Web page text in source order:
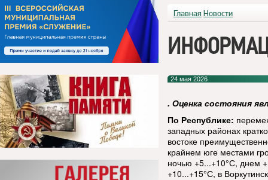
Главная Новости
24 мая 2026
. Оценка состояния
По Республике:
западных районах
востоке
крайнем юге местами
ночью +5...+10°С, днем
+10...+15°С, в